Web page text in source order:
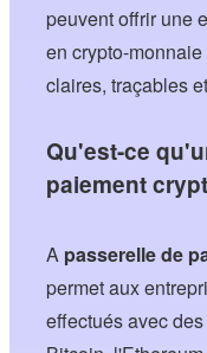
peuvent offrir une
en crypto-
claires, traçables
Qu'est-ce
paiement
A passerelle de
permet aux
effectués avec